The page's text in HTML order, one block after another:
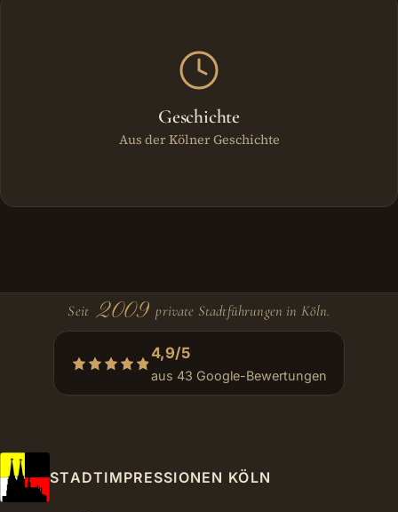
Geschichte
Aus der Kölner Geschichte
Seit 2009 private Stadtführungen in Köln.
4,9/5
aus 43 Google-Bewertungen
STADTIMPRESSIONEN KÖLN